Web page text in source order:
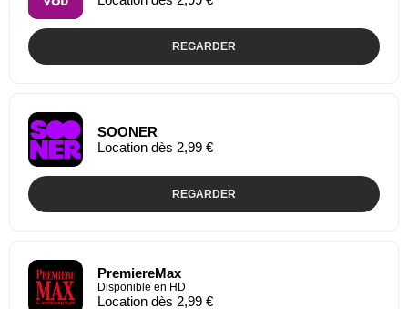
REGARDER
SOONER
Location dès 2,99 €
REGARDER
PremiereMax
Disponible en HD
Location dès 2,99 €